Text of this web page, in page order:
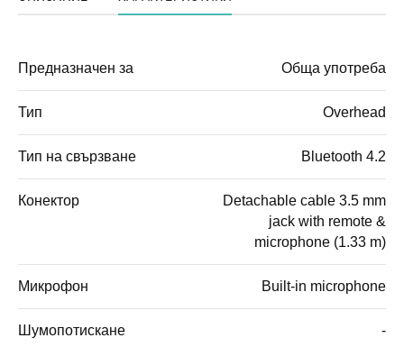
Предназначен за Обща употреба
Тип Overhead
Тип на свързване Bluetooth 4.2
Конектор
Detachable cable 3.5 mm
jack with remote &
microphone (1.33 m)
Микрофон Built-in microphone
Шумопотискане -